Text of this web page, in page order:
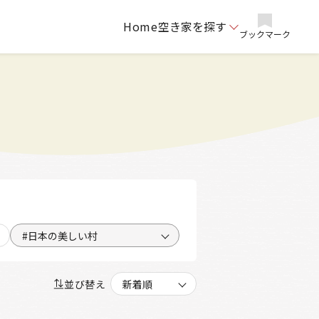
Home空き家を探す ブックマーク
#日本の美しい村
並び替え